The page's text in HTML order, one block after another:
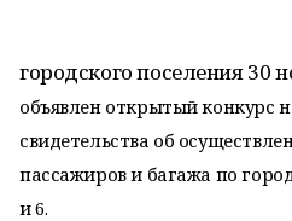
городского поселения 30
объявлен открытый конкурс
свидетельства об
пассажиров и багажа по
и 6.